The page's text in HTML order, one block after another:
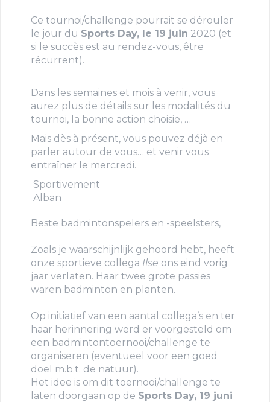
Ce tournoi/challenge pourrait se dérouler
le jour du Sports Day, le 19 juin 2020 (et
si le succès est au rendez-vous, être
récurrent).
Dans les semaines et mois à venir, vous
aurez plus de détails sur les modalités du
tournoi, la bonne action choisie, …
Mais dès à présent, vous pouvez déjà en
parler autour de vous… et venir vous
entraîner le mercredi.
Sportivement
Alban
Beste badmintonspelers en -speelsters,
Zoals je waarschijnlijk gehoord hebt, heeft
onze sportieve collega Ilse ons eind vorig
jaar verlaten. Haar twee grote passies
waren badminton en planten.
Op initiatief van een aantal collega’s en ter
haar herinnering werd er voorgesteld om
een badmintontoernooi/challenge te
organiseren (eventueel voor een goed
doel m.b.t. de natuur).
Het idee is om dit toernooi/challenge te
laten doorgaan op de Sports Day, 19 juni